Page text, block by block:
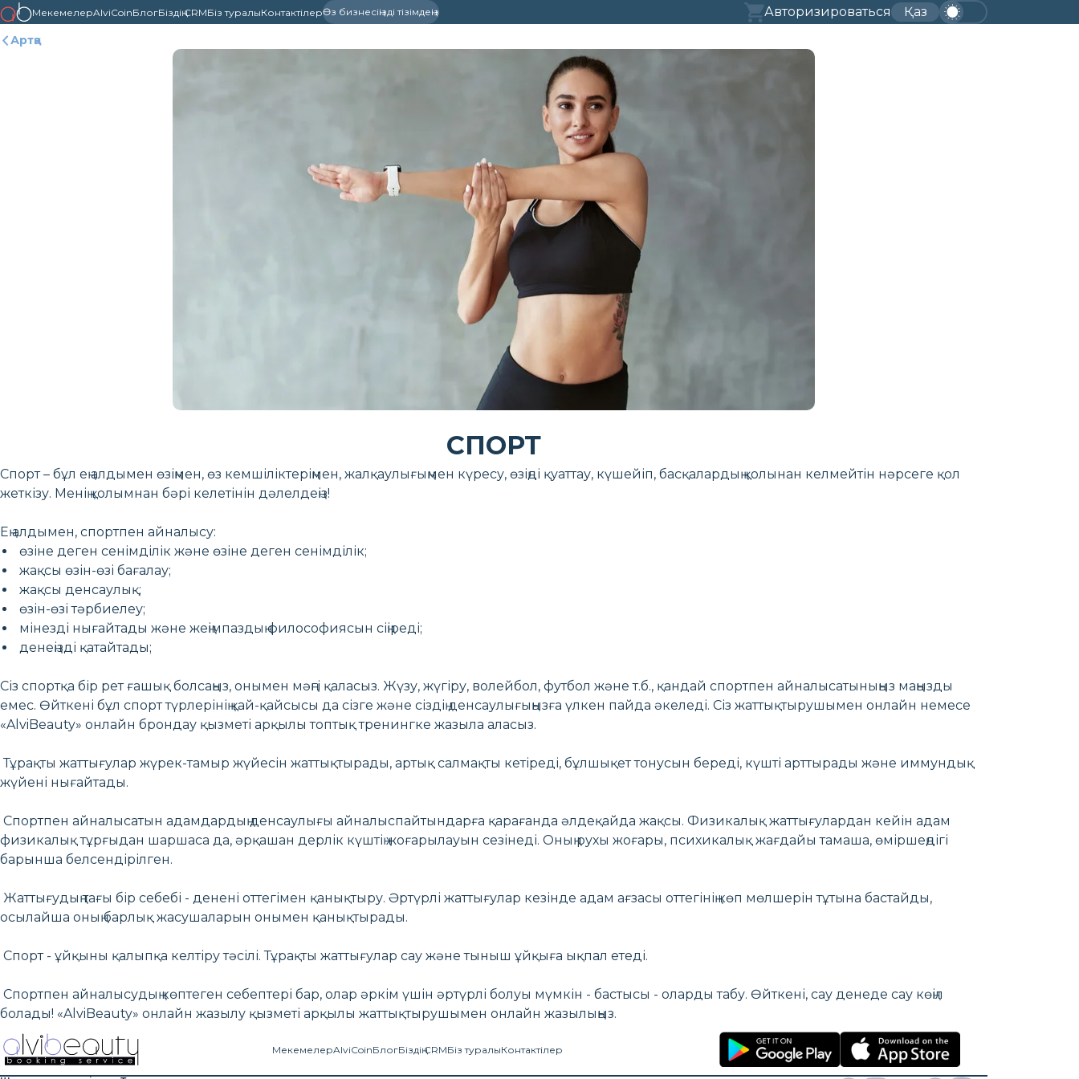
МекемелерAlviCoinБлогБіздің CRMБіз туралыКонтактілерӨз бизнесіңізді тізімдеңіз Авторизироваться Қаз
Артқа
СПОРТ
Спорт – бұл ең алдымен өзіңмен, өз кемшіліктеріңмен, жалқаулығыңмен күресу, өзіңді қуаттау, күшейіп, басқалардың қолынан келмейтін нәрсеге қол
жеткізу. Менің қолымнан бәрі келетінін дәлелдеңіз!
Ең алдымен, спортпен айналысу:
өзіне деген сенімділік және өзіне деген сенімділік;
жақсы өзін-өзі бағалау;
жақсы денсаулық;
өзін-өзі тәрбиелеу;
мінезді нығайтады және жеңімпаздың философиясын сіңіреді;
денеңізді қатайтады;
Сіз спортқа бір рет ғашық болсаңыз, онымен мәңгі қаласыз. Жүзу, жүгіру, волейбол, футбол және т.б., қандай спортпен айналысатыныңыз маңызды
емес. Өйткені бұл спорт түрлерінің қай-қайсысы да сізге және сіздің денсаулығыңызға үлкен пайда әкеледі. Сіз жаттықтырушымен онлайн немесе
«AlviBeauty» онлайн брондау қызметі арқылы топтық тренингке жазыла аласыз.
Тұрақты жаттығулар жүрек-тамыр жүйесін жаттықтырады, артық салмақты кетіреді, бұлшықет тонусын береді, күшті арттырады және иммундық
жүйені нығайтады.
Спортпен айналысатын адамдардың денсаулығы айналыспайтындарға қарағанда әлдеқайда жақсы. Физикалық жаттығулардан кейін адам
физикалық тұрғыдан шаршаса да, әрқашан дерлік күштің жоғарылауын сезінеді. Оның рухы жоғары, психикалық жағдайы тамаша, өміршеңдігі
барынша белсендірілген.
Жаттығудың тағы бір себебі - денені оттегімен қанықтыру. Әртүрлі жаттығулар кезінде адам ағзасы оттегінің көп мөлшерін тұтына бастайды,
осылайша оның барлық жасушаларын онымен қанықтырады.
Спорт - ұйқыны қалыпқа келтіру тәсілі. Тұрақты жаттығулар сау және тыныш ұйқыға ықпал етеді.
Спортпен айналысудың көптеген себептері бар, олар әркім үшін әртүрлі болуы мүмкін - бастысы - оларды табу. Өйткені, сау денеде сау көңіл
болады! «AlviBeauty» онлайн жазылу қызметі арқылы жаттықтырушымен онлайн жазылыңыз.
МекемелерAlviCoinБлогБіздің CRMБіз туралыКонтактілер